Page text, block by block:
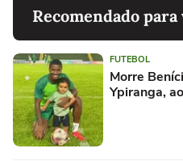
Recomendado para
FUTEBOL
Morre
Ypiranga,